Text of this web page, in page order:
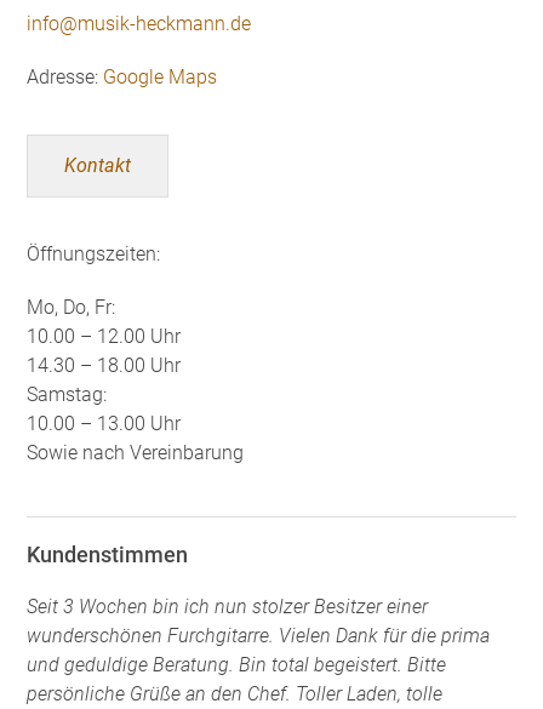
info@musik-heckmann.de
Adresse: Google Maps
Kontakt
Öffnungszeiten:
Mo, Do, Fr:
10.00 – 12.00 Uhr
14.30 – 18.00 Uhr
Samstag:
10.00 – 13.00 Uhr
Sowie nach Vereinbarung
Kundenstimmen
Seit 3 Wochen bin ich nun stolzer Besitzer einer
wunderschönen Furchgitarre. Vielen Dank für die prima
und geduldige Beratung. Bin total begeistert. Bitte
persönliche Grüße an den Chef. Toller Laden, tolle